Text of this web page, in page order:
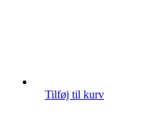
Tilføj til kurv